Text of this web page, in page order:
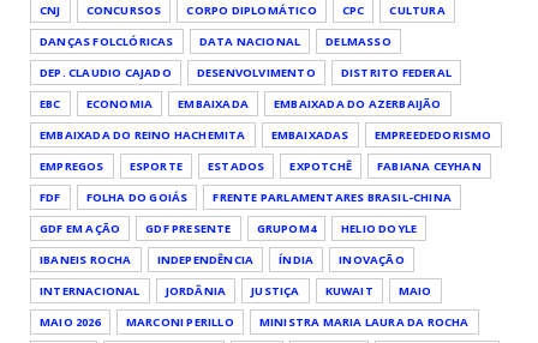
CNJ
CONCURSOS CORPO DIPLOMÁTICO CPC
CULTURA
DANÇAS FOLCLÓRICAS
DATA NACIONAL
DELMASSO
DEP. CLAUDIO CAJADO
DESENVOLVIMENTO
DISTRITO FEDERAL
EBC
ECONOMIA EMBAIXADA
EMBAIXADA DO AZERBAIJÃO
EMBAIXADA DO REINO HACHEMITA
EMBAIXADAS
EMPREEDEDORISMO
EMPREGOS
ESPORTE ESTADOS EXPOTCHÊ
FABIANA CEYHAN
FDF
FOLHA DO GOIÁS
FRENTE PARLAMENTARES BRASIL-CHINA
GDF EM AÇÃO
GDF PRESENTE GRUPOM4
HELIO DOYLE
IBANEIS ROCHA
INDEPENDÊNCIA ÍNDIA
INOVAÇÃO
INTERNACIONAL
JORDÂNIA JUSTIÇA KUWAIT
MAIO
MAIO 2026
MARCONI PERILLO
MINISTRA MARIA LAURA DA ROCHA